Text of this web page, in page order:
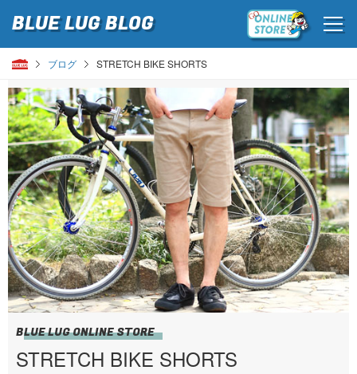
BLUE LUGBLOG
ブログ STRETCH BIKE SHORTS
BLUE LUG ONLINE STORE
STRETCH BIKE SHORTS